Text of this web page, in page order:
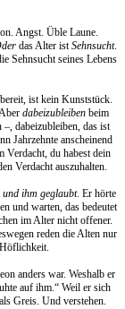
Angst. Üble Laune.
das Alter istSehnsucht.
Sehnsucht seines Lebens
ist kein Kunststück.
dabeizubleibenbeim
dabeizubleiben, das ist
Jahrzehnte anscheinend
Verdacht, du habest dein
Verdacht auszuhalten.
und ihm geglaubt. Er hörte
und warten, das bedeutet
im Alter nicht offener.
reden die Alten nur
anders war. Weshalb er
auf ihm.“ Weil er sich
Greis. Und verstehen.